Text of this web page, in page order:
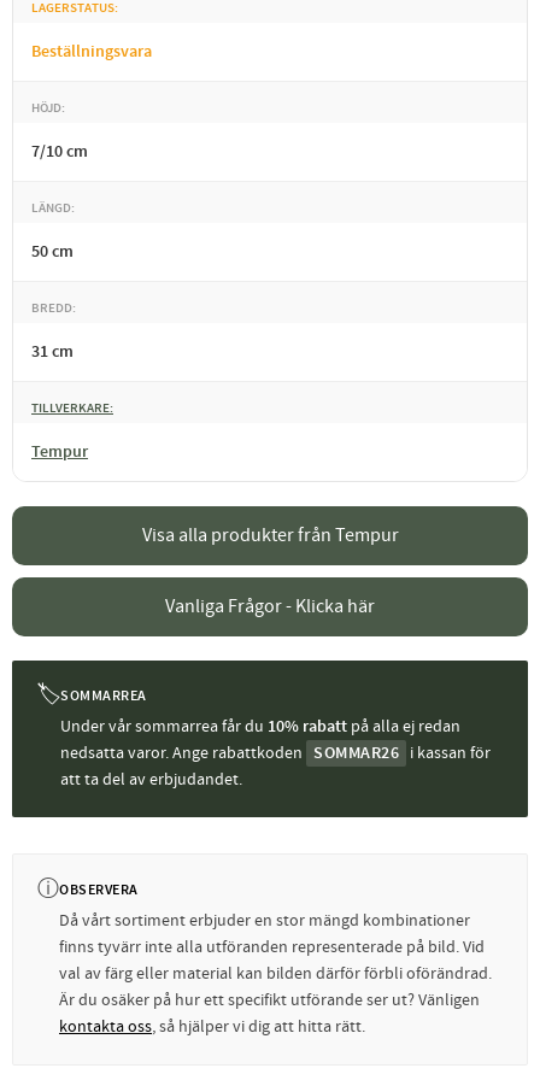
LAGERSTATUS
Beställningsvara
HÖJD
7/10 cm
LÄNGD
50 cm
BREDD
31 cm
TILLVERKARE
Tempur
Visa alla produkter från Tempur
Vanliga Frågor - Klicka här
🏷SOMMARREA
Under vår sommarrea får du 10% rabatt på alla ej redan
nedsatta varor. Ange rabattkoden
SOMMAR26 i kassan för
att ta del av erbjudandet.
ⓘOBSERVERA
Då vårt sortiment erbjuder en stor mängd kombinationer
finns tyvärr inte alla utföranden representerade på bild. Vid
val av färg eller material kan bilden därför förbli oförändrad.
Är du osäker på hur ett specifikt utförande ser ut? Vänligen
kontakta oss, så hjälper vi dig att hitta rätt.